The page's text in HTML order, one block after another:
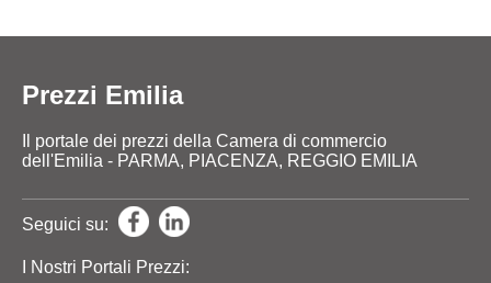
Prezzi Emilia
Il portale dei prezzi della Camera di commercio
dell'Emilia - PARMA, PIACENZA, REGGIO EMILIA
Seguici su:
I Nostri Portali Prezzi: